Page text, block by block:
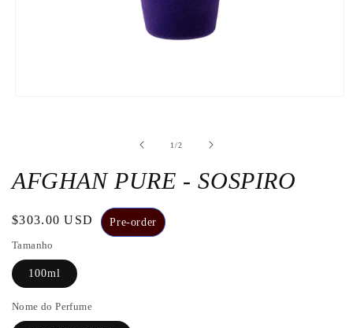
modal
1/de
2
AFGHAN PURE - SOSPIRO
Preço
habitual
$303.00 USD
Pre-order
Tamanho
100ml
Nome do Perfume